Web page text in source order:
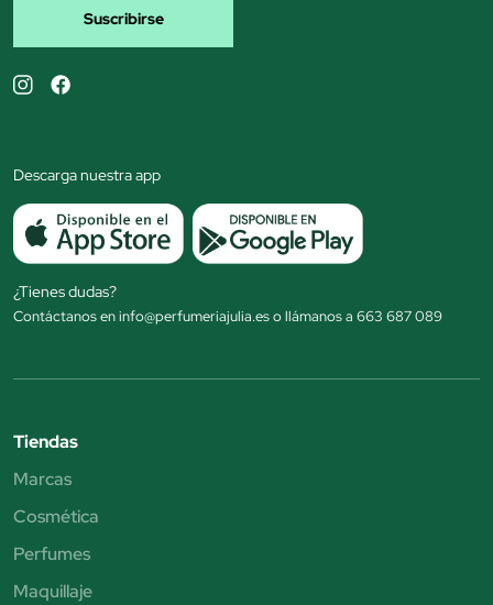
Suscribirse
Descarga nuestra app
¿Tienes dudas?
Contáctanos en info@perfumeriajulia.es o llámanos a 663 687 089
Tiendas
Marcas
Cosmética
Perfumes
Maquillaje